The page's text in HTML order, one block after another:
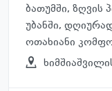
ბათუმში, ზღვის
უბანში,
ოთახიანი